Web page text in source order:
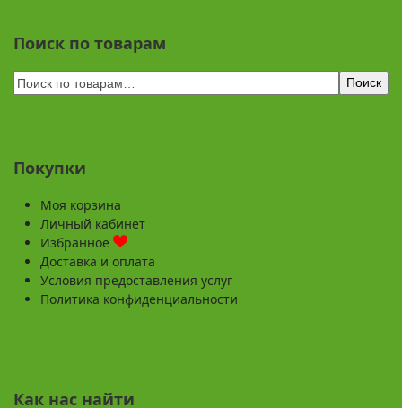
Поиск по товарам
Поиск
Покупки
Моя корзина
Личный кабинет
Избранное
Доставка и оплата
Условия предоставления услуг
Политика конфиденциальности
Как нас найти